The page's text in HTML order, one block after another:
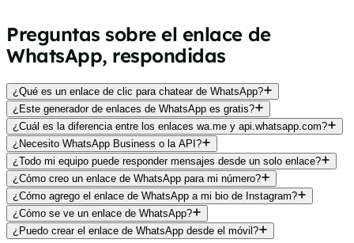
Preguntas sobre el enlace de
WhatsApp, respondidas
¿Qué es un enlace de clic para chatear de WhatsApp?
¿Este generador de enlaces de WhatsApp es gratis?
¿Cuál es la diferencia entre los enlaces wa.me y api.whatsapp.com?
¿Necesito WhatsApp Business o la API?
¿Todo mi equipo puede responder mensajes desde un solo enlace?
¿Cómo creo un enlace de WhatsApp para mi número?
¿Cómo agrego el enlace de WhatsApp a mi bio de Instagram?
¿Cómo se ve un enlace de WhatsApp?
¿Puedo crear el enlace de WhatsApp desde el móvil?